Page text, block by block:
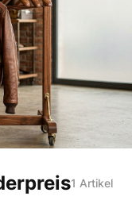
1 Artikel